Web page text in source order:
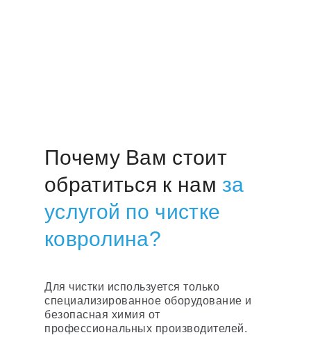
Для чистки используется только
специализированное оборудование и
безопасная химия от
профессиональных производителей.
Почему Вам стоит
обратиться к нам за
услугой по чистке
ковролина?